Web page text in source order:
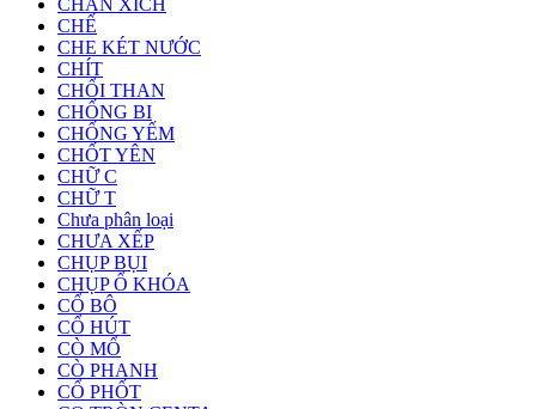
CHẮN XÍCH
CHẾ
CHE KÉT NƯỚC
CHÍT
CHỔI THAN
CHỐNG BI
CHỐNG YẾM
CHỐT YÊN
CHỮ C
CHỮ T
Chưa phân loại
CHƯA XẾP
CHỤP BỤI
CHỤP Ổ KHÓA
CỔ BÔ
CỔ HÚT
CÒ MỔ
CÒ PHANH
CỔ PHỐT